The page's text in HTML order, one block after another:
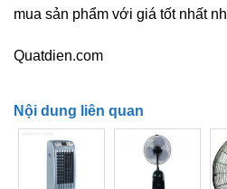
mua sản phẩm với giá tốt nhất
Quatdien.com
Nội dung liên quan